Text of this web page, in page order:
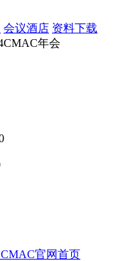
会议酒店 资料下载
年会
官网首页